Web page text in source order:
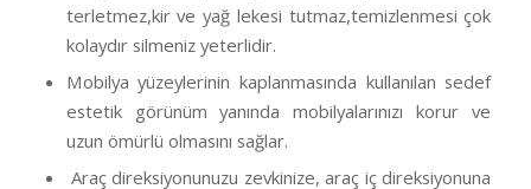
terletmez,kir ve yağ lekesi tutmaz,temizlenmesi çok
kolaydır silmeniz yeterlidir.
Mobilya yüzeylerinin kaplanmasında kullanılan sedef
estetik görünüm yanında mobilyalarınızı korur ve
uzun ömürlü olmasını sağlar.
Araç direksiyonunuzu zevkinize, araç iç direksiyonuna